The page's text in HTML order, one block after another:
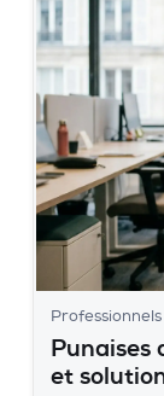
Professionnels
Punaises
et